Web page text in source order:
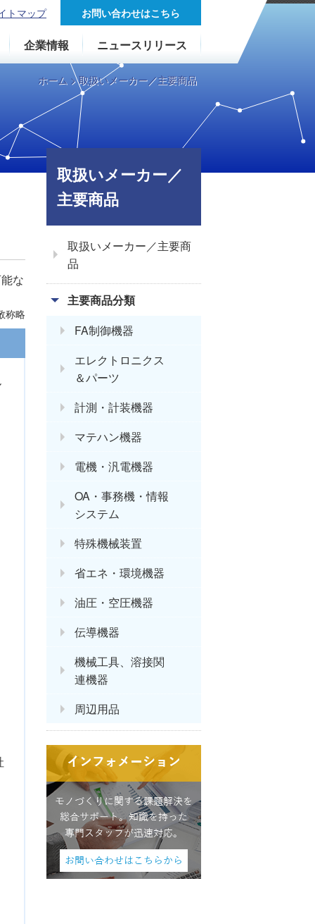
トマップ お問い合わせはこちら
企業情報 ニュースリリース
ホーム 取扱いメーカー／主要商品
な
称略
取扱いメーカー／
主要商品
取扱いメーカー／主要商
品
主要商品分類
FA制御機器
エレクトロニクス
＆パーツ
計測・計装機器
マテハン機器
電機・汎電機器
OA・事務機・情報
システム
特殊機械装置
省エネ・環境機器
油圧・空圧機器
伝導機器
機械工具、溶接関
連機器
周辺用品